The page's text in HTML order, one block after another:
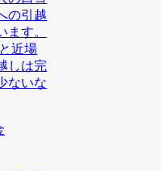
の引越
す。
近場
しは完
ないな